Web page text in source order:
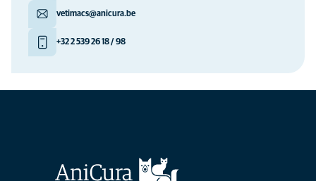
vetimacs@anicura.be
+32 2 539 26 18 / 98